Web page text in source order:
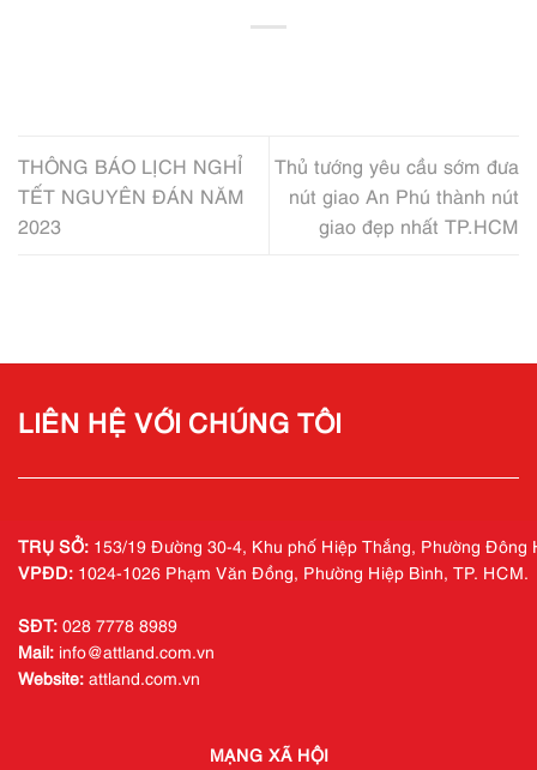
THÔNG BÁO LỊCH NGHỈ
TẾT NGUYÊN ĐÁN NĂM
2023
Thủ tướng yêu cầu sớm đưa
nút giao An Phú thành nút
giao đẹp nhất TP.HCM
LIÊN HỆ VỚI CHÚNG TÔI
TRỤ SỞ: 153/19 Đường 30-4, Khu phố Hiệp Thắng, Phường Đông
VPĐD: 1024-1026 Phạm Văn Đồng, Phường Hiệp Bình, TP. HCM.
SĐT: 028 7778 8989
Mail: info@ attland.com.vn
Website: attland.com.vn
MẠNG XÃ HỘI